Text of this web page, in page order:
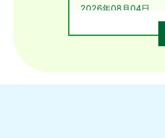
2026年08月04日
行政区別年齢別人口